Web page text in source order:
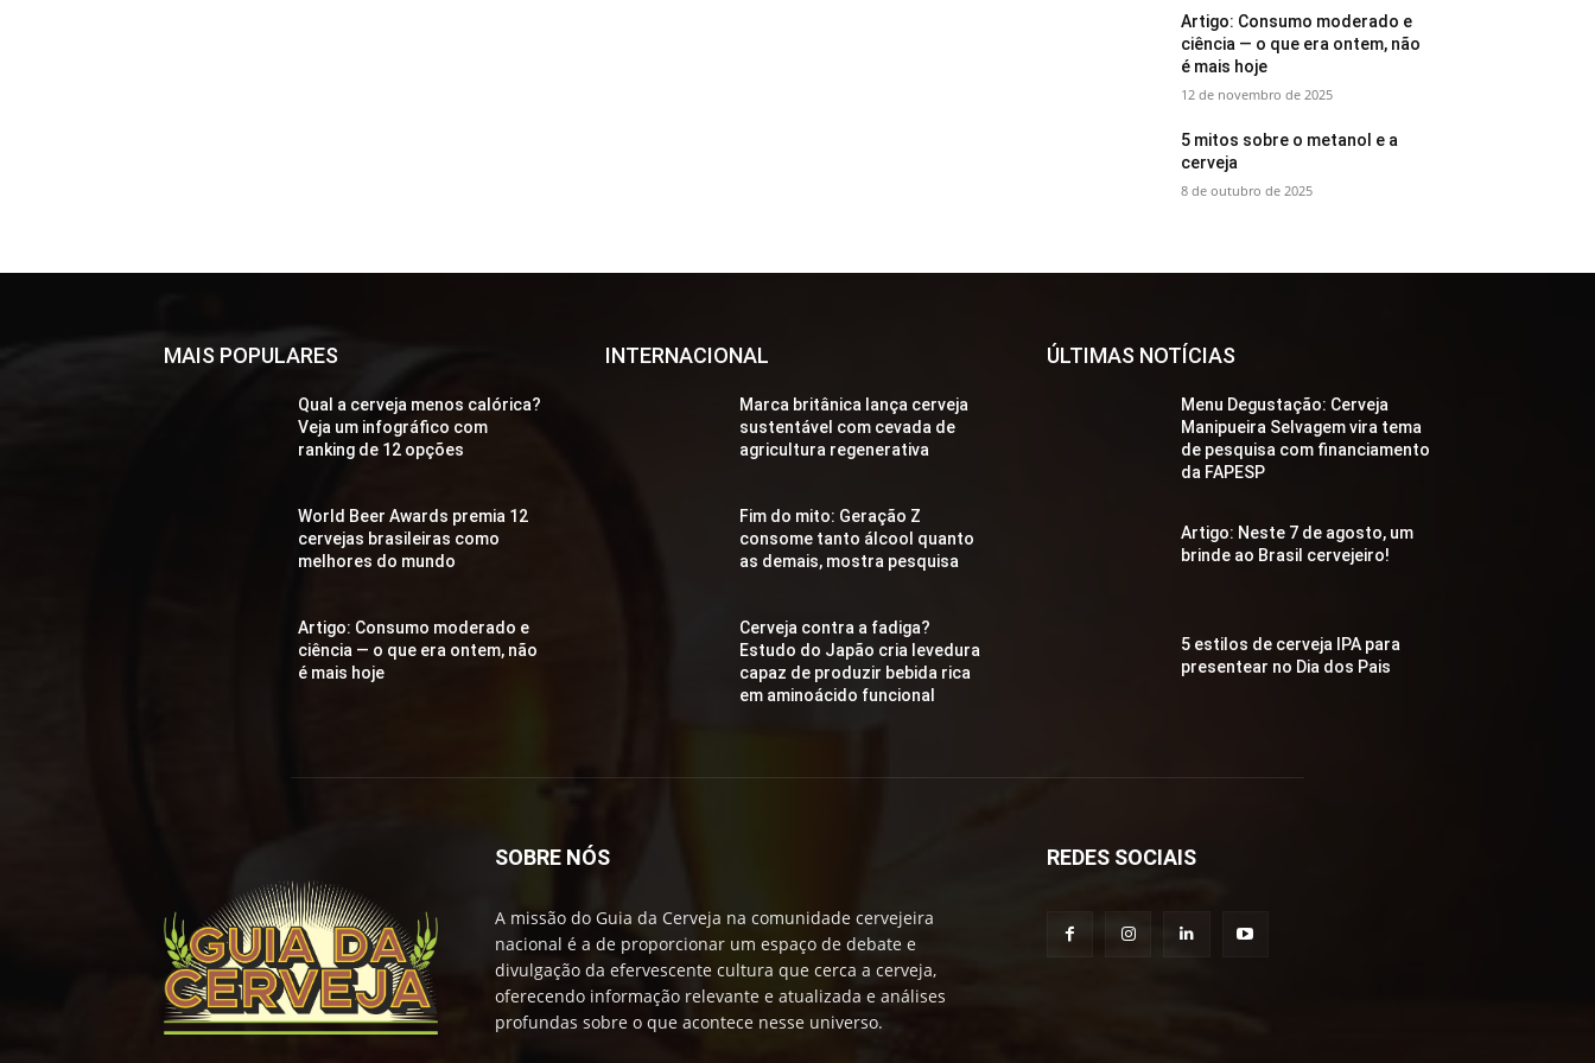
Artigo: Consumo moderado e
ciência — o que era ontem, não
é mais hoje
12 de novembro de 2025
5 mitos sobre o metanol e a
cerveja
8 de outubro de 2025
MAIS POPULARES
Qual a cerveja menos calórica?
Veja um infográfico com
ranking de 12 opções
World Beer Awards premia 12
cervejas brasileiras como
melhores do mundo
Artigo: Consumo moderado e
ciência — o que era ontem, não
é mais hoje
INTERNACIONAL
Marca britânica lança cerveja
sustentável com cevada de
agricultura regenerativa
Fim do mito: Geração Z
consome tanto álcool quanto
as demais, mostra pesquisa
Cerveja contra a fadiga?
Estudo do Japão cria levedura
capaz de produzir bebida rica
em aminoácido funcional
ÚLTIMAS NOTÍCIAS
Menu Degustação: Cerveja
Manipueira Selvagem vira tema
de pesquisa com financiamento
da FAPESP
Artigo: Neste 7 de agosto, um
brinde ao Brasil cervejeiro!
5 estilos de cerveja IPA para
presentear no Dia dos Pais
SOBRE NÓS
A missão do Guia da Cerveja na comunidade cervejeira
nacional é a de proporcionar um espaço de debate e
divulgação da efervescente cultura que cerca a cerveja,
oferecendo informação relevante e atualizada e análises
profundas sobre o que acontece nesse universo.
REDES SOCIAIS